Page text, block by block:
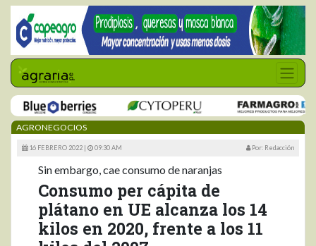
AGRONEGOCIOS
16 FEBRERO 2022 | 09:30 AM Por: Redacción
Sin embargo, cae consumo de naranjas
Consumo per cápita de
plátano en UE alcanza los 14
kilos en 2020, frente a los 11